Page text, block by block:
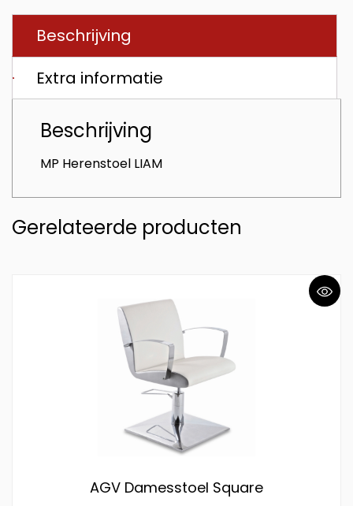
Beschrijving
Extra informatie
Beschrijving
MP Herenstoel LIAM
Gerelateerde producten
AGV Damesstoel Square